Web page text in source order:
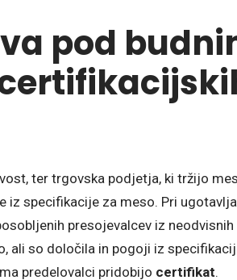
pod
ter trgovska podjetja, ki tržijo
iz specifikacije za meso. Pri
presojevalcev iz neodvisnih
ali so določila in pogoji iz
predelovalci pridobijo certifikat.